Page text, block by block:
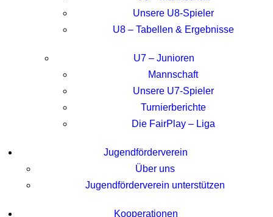
Unsere U8-Spieler
U8 – Tabellen & Ergebnisse
U7 – Junioren
Mannschaft
Unsere U7-Spieler
Turnierberichte
Die FairPlay – Liga
Jugendförderverein
Über uns
Jugendförderverein unterstützen
Kooperationen